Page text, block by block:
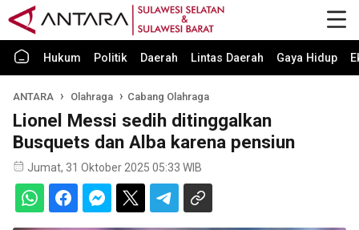
Hukum Politik Daerah Lintas Daerah Gaya Hidup
ANTARA Olahraga Cabang Olahraga
Lionel Messi sedih ditinggalkan
Busquets dan Alba karena pensiun
Jumat, 31 Oktober 2025 05:33 WIB